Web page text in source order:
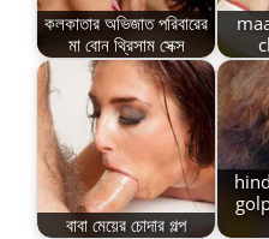
কলকাতার অভিজাত পরিবারের
মা বোন থ্রিসাম সেক্স
বাবা মেয়ের চোদার গল্প